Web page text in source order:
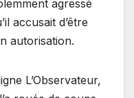
agressé
accusait d’être
autorisation.
L’Observateur,